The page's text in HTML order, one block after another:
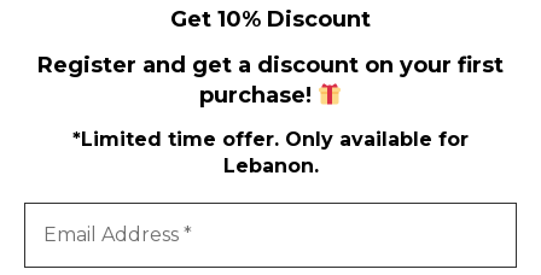
Get 10% Discount
Register and get a discount on your first
purchase!
*Limited time offer. Only available for
Lebanon.
2026
xtw18387671f
View more posts